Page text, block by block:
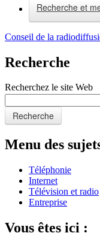
Recherche et
Conseil de la
Recherche
Recherchez le site Web
Recherche
Menu des
Téléphonie
Internet
Télévision et radio
Entreprise
Vous êtes ici :